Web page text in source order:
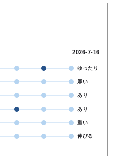
2026-7-16
ゆったり
厚い
あり
あり
重い
伸びる